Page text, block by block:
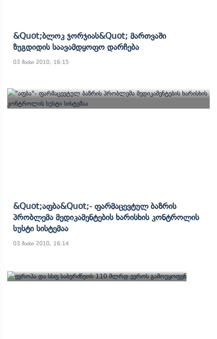
&quot;ბლოკ Ჯორჯიას&quot; Მართვაში
Ზუგდიდის Საავამდყოფო Დარჩება
03 მაისი 2010, 16:15
&quot;აფბა&quot;- Ფარმაცევტულ Ბაზრის
Პრობლემა Მედიკამენტების Ხარისხის Კონტროლის
Სუსტი Სისტემაა
03 მაისი 2010, 16:14